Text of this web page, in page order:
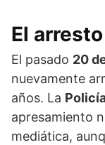
El
El pasado 20
nuevamente
años. La
apresamiento
mediática,